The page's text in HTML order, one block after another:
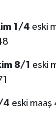
1/4 eski
8/1 eski
4 eski